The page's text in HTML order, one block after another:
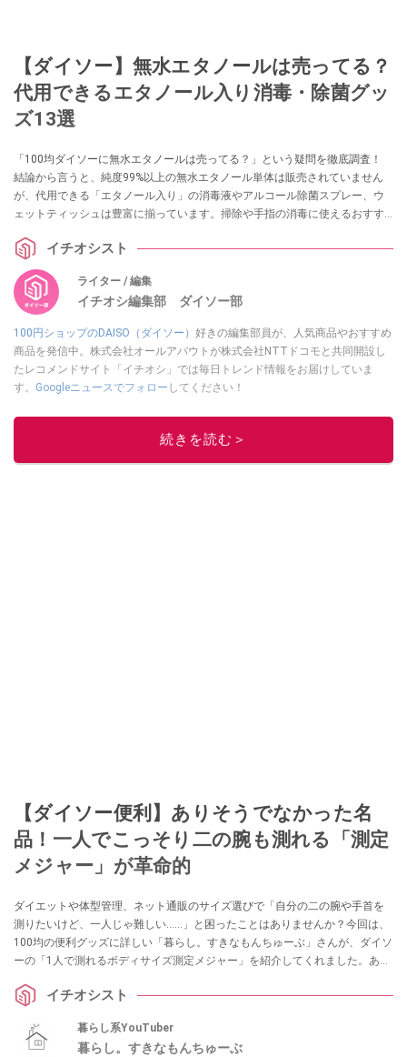
【ダイソー】無水エタノールは売ってる？
代用できるエタノール入り消毒・除菌グッ
ズ13選
「100均ダイソーに無水エタノールは売ってる？」という疑問を徹底調査！
結論から言うと、純度99%以上の無水エタノール単体は販売されていません
が、代用できる「エタノール入り」の消毒液やアルコール除菌スプレー、ウ
ェットティッシュは豊富に揃っています。掃除や手指の消毒に使えるおすす
イチオシスト
ライター / 編集
イチオシ編集部 ダイソー部
100円ショップのDAISO（ダイソー） 好きの編集部員が、人気商品やおすすめ
商品を発信中。株式会社オールアバウトが株式会社NTTドコモと共同開設し
たレコメンドサイト「イチオシ」では毎日トレンド情報をお届けしていま
す。 Googleニュースでフォロー してください！
このイチオシストの他の記事を読む
続きを読む＞
【ダイソー便利】ありそうでなかった名
品！一人でこっそり二の腕も測れる「測定
メジャー」が革命的
ダイエットや体型管理、ネット通販のサイズ選びで「自分の二の腕や手首を
測りたいけど、一人じゃ難しい……」と困ったことはありませんか？今回は、
100均の便利グッズに詳しい「暮らし。すきなもんちゅーぶ」さんが、ダイソ
ーの「1人で測れるボディサイズ測定メジャー」を紹介してくれました。あり
家に一台レベルの重宝アイテムです！
イチオシスト
暮らし系YouTuber
暮らし。すきなもんちゅーぶ